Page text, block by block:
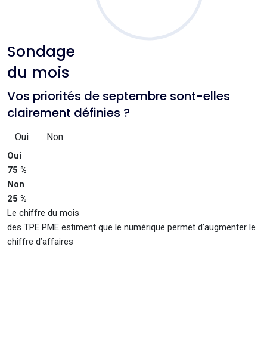
Sondage
du mois
Vos priorités de septembre sont-elles
clairement définies ?
Oui Non
Oui
75 %
Non
25 %
Le chiffre du mois
des TPE PME estiment que le numérique permet d’augmenter le
chiffre d’affaires